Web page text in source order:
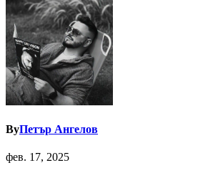
ByПетър Ангелов
фев. 17, 2025